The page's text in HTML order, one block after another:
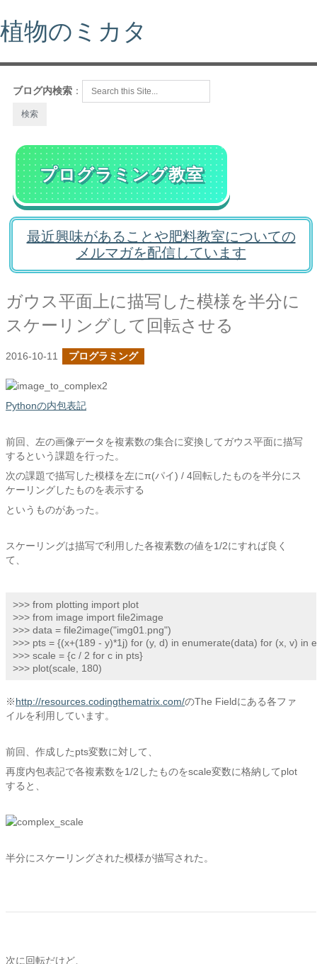
植物のミカタ
ブログ内検索 ：
プログラミング教室
最近興味があることや肥料教室についての
メルマガを配信しています
ガウス平面上に描写した模様を半分に
スケーリングして回転させる
2016-10-11 プログラミング
Pythonの内包表記
前回、左の画像データを複素数の集合に変換してガウス平面に描写
するという課題を行った。
次の課題で描写した模様を左にπ(パイ) / 4回転したものを半分にス
ケーリングしたものを表示する
というものがあった。
スケーリングは描写で利用した各複素数の値を1/2にすれば良く
て、
>>> from plotting import plot
>>> from image import file2image
>>> data = file2image("img01.png")
>>> pts = {(x+(189 - y)*1j) for (y, d) in enumerate(data) for (x, v) in
>>> scale = {c / 2 for c in pts}
>>> plot(scale, 180)
※http://resources.codingthematrix.com/のThe Fieldにある各ファ
イルを利用しています。
前回、作成したpts変数に対して、
再度内包表記で各複素数を1/2したものをscale変数に格納してplot
すると、
半分にスケーリングされた模様が描写された。
次に回転だけど、